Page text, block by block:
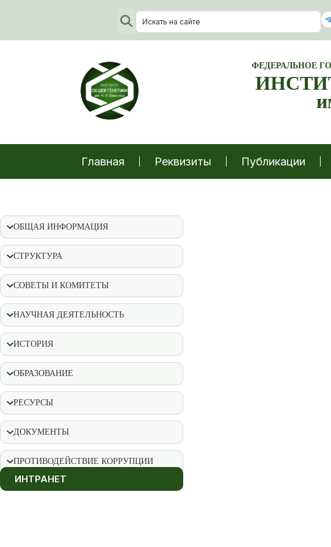
ФЕДЕРАЛЬНОЕ
Главная Реквизиты Публикации
ОБЩАЯ ИНФОРМАЦИЯ
СТРУКТУРА
СОВЕТЫ И КОМИТЕТЫ
НАУЧНАЯ ДЕЯТЕЛЬНОСТЬ
ИСТОРИЯ
ОБРАЗОВАНИЕ
РЕСУРСЫ
ДОКУМЕНТЫ
ПРОТИВОДЕЙСТВИЕ КОРРУПЦИИ
ИНТРАНЕТ